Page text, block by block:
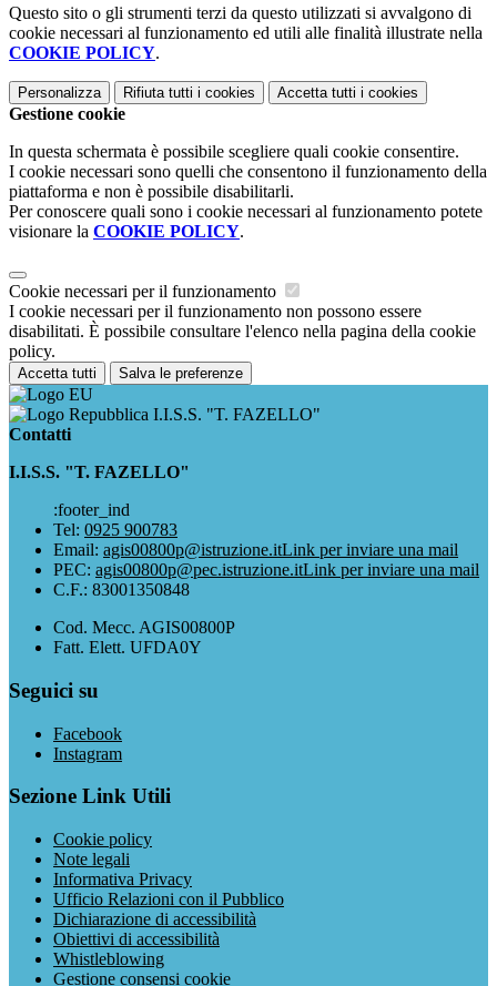
Questo sito o gli strumenti terzi da questo utilizzati si avvalgono di
cookie necessari al funzionamento ed utili alle finalità illustrate nella
COOKIE POLICY.
Personalizza Rifiuta tutti i cookies Accetta tutti i cookies
Gestione cookie
In questa schermata è possibile scegliere quali cookie consentire.
I cookie necessari sono quelli che consentono il funzionamento della
piattaforma e non è possibile disabilitarli.
Per conoscere quali sono i cookie necessari al funzionamento potete
visionare la COOKIE POLICY.
Cookie necessari per il funzionamento
I cookie necessari per il funzionamento non possono essere
disabilitati. È possibile consultare l'elenco nella pagina della cookie
policy.
Accetta tutti Salva le preferenze
I.I.S.S. "T. FAZELLO"
Contatti
I.I.S.S. "T. FAZELLO"
:footer_ind
Tel: 0925 900783
Email: agis00800p@istruzione.itLink per inviare una mail
PEC: agis00800p@pec.istruzione.itLink per inviare una mail
C.F.: 83001350848
Cod. Mecc. AGIS00800P
Fatt. Elett. UFDA0Y
Seguici su
Facebook
Instagram
Sezione Link Utili
Cookie policy
Note legali
Informativa Privacy
Ufficio Relazioni con il Pubblico
Dichiarazione di accessibilità
Obiettivi di accessibilità
Whistleblowing
Gestione consensi cookie